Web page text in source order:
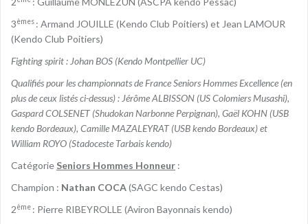
3èmes : Armand JOUILLE (Kendo Club Poitiers) et Jean LAMOUR
(Kendo Club Poitiers)
Fighting spirit : Johan BOS (Kendo Montpellier UC)
Qualifiés pour les championnats de France Seniors Hommes Excellence (en
plus de ceux listés ci-dessus) : Jérôme ALBISSON (US Colomiers Musashi),
Gaspard COLSENET (Shudokan Narbonne Perpignan), Gaël KOHN (USB
kendo Bordeaux), Camille MAZALEYRAT (USB kendo Bordeaux) et
William ROYO (Stadoceste Tarbais kendo)
Catégorie Seniors Hommes Honneur :
Champion : Nathan COCA(SAGC kendo Cestas)
2ème : Pierre RIBEYROLLE (Aviron Bayonnais kendo)